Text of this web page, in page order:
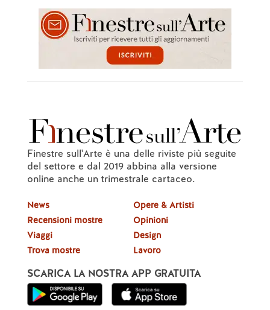
Finestre sull'Arte è una delle riviste più seguite
del settore e dal 2019 abbina alla versione
online anche un trimestrale cartaceo.
News
Recensioni mostre
Viaggi
Trova mostre
Opere & Artisti
Opinioni
Design
Lavoro
SCARICA LA NOSTRA APP GRATUITA